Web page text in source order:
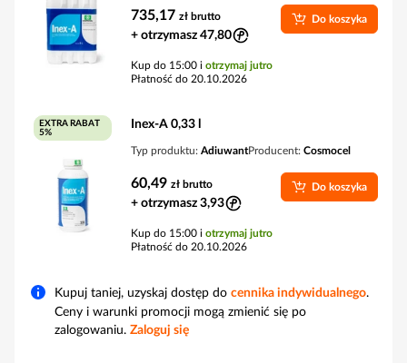
735,17 zł brutto
+ otrzymasz 47,80
Do koszyka
Kup do 15:00 i otrzymaj jutro
Płatność do 20.10.2026
EXTRA RABAT
5%
Inex-A 0,33 l
Typ produktu: AdiuwantProducent: Cosmocel
60,49 zł brutto
+ otrzymasz 3,93
Do koszyka
Kup do 15:00 i otrzymaj jutro
Płatność do 20.10.2026
Kupuj taniej, uzyskaj dostęp do cennika indywidualnego.
Ceny i warunki promocji mogą zmienić się po
zalogowaniu. Zaloguj się